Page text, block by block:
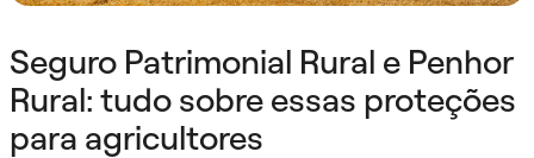
Seguro Patrimonial Rural e Penhor
Rural: tudo sobre essas proteções
para agricultores